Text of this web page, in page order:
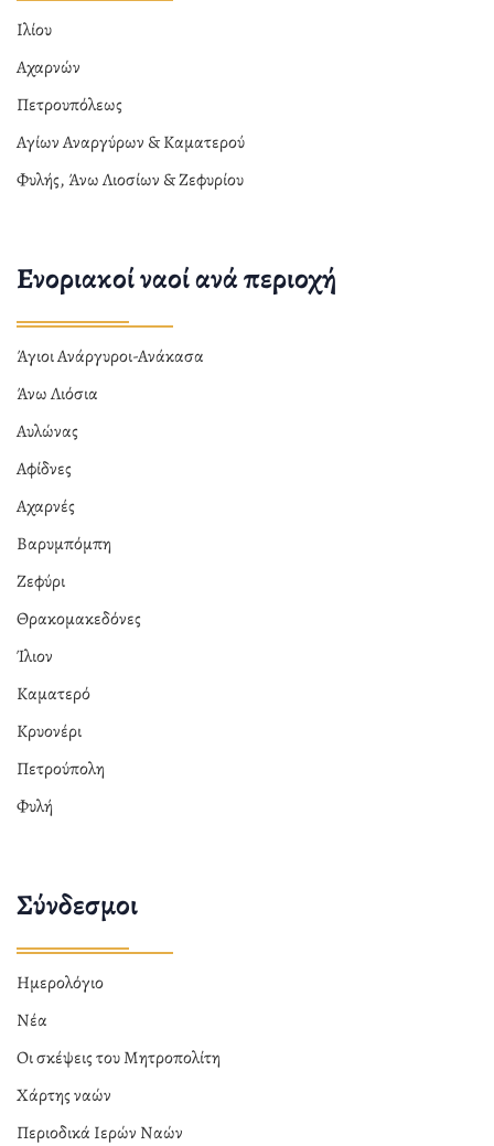
Ιλίου
Αχαρνών
Πετρουπόλεως
Αγίων Αναργύρων & Καματερού
Φυλής, Άνω Λιοσίων & Ζεφυρίου
Ενοριακοί ναοί ανά περιοχή
Άγιοι Ανάργυροι-Ανάκασα
Άνω Λιόσια
Αυλώνας
Αφίδνες
Αχαρνές
Βαρυμπόμπη
Ζεφύρι
Θρακομακεδόνες
Ίλιον
Καματερό
Κρυονέρι
Πετρούπολη
Φυλή
Σύνδεσμοι
Ημερολόγιο
Νέα
Οι σκέψεις του Μητροπολίτη
Χάρτης ναών
Περιοδικά Ιερών Ναών